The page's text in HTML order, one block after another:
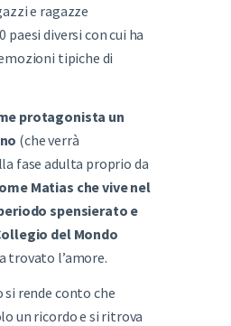
e ragazze
paesi diversi con cui ha
tipiche di
protagonista un
(che verrà
fase adulta proprio da
Matias che vive nel
spensierato e
del Mondo
trovato l’amore.
rende conto che
un ricordo e si ritrova